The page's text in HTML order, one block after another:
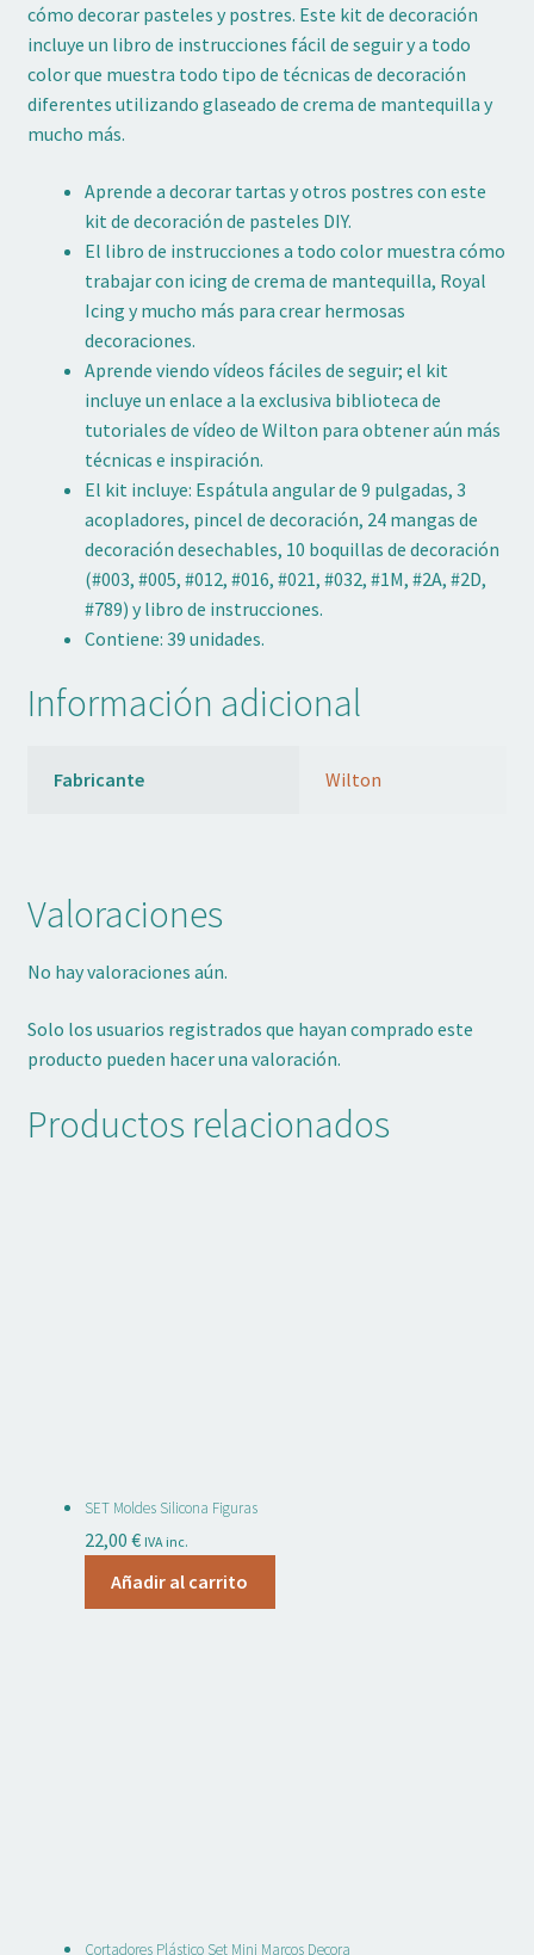
cómo decorar pasteles y postres. Este kit de decoración
incluye un libro de instrucciones fácil de seguir y a todo
color que muestra todo tipo de técnicas de decoración
diferentes utilizando glaseado de crema de mantequilla y
mucho más.
Aprende a decorar tartas y otros postres con este
kit de decoración de pasteles DIY.
El libro de instrucciones a todo color muestra cómo
trabajar con icing de crema de mantequilla, Royal
Icing y mucho más para crear hermosas
decoraciones.
Aprende viendo vídeos fáciles de seguir; el kit
incluye un enlace a la exclusiva biblioteca de
tutoriales de vídeo de Wilton para obtener aún más
técnicas e inspiración.
El kit incluye: Espátula angular de 9 pulgadas, 3
acopladores, pincel de decoración, 24 mangas de
decoración desechables, 10 boquillas de decoración
(#003, #005, #012, #016, #021, #032, #1M, #2A, #2D,
#789) y libro de instrucciones.
Contiene: 39 unidades.
Información adicional
Fabricante Wilton
Valoraciones
No hay valoraciones aún.
Solo los usuarios registrados que hayan comprado este
producto pueden hacer una valoración.
Productos relacionados
SET Moldes Silicona Figuras
22,00 € IVA inc.
Añadir al carrito
Cortadores Plástico Set Mini Marcos Decora